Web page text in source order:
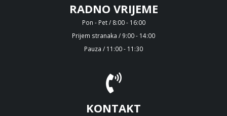
RADNO VRIJEME
Pon - Pet / 8:00 - 16:00
Prijem stranaka / 9:00 - 14:00
Pauza / 11:00 - 11:30
KONTAKT